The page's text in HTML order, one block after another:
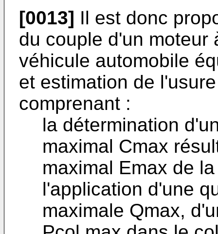
[0013] Il est donc
du couple d'un moteur
véhicule automobile
et estimation de
comprenant :
la détermination
maximal Cmax
maximal Emax de
l'application d'une
maximale Qmax,